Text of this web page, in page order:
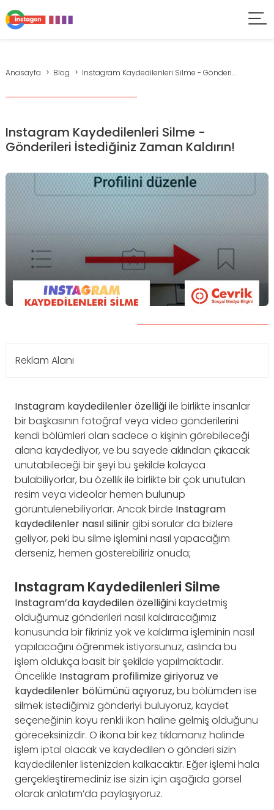
Anasayfa Blog Instagram Kaydedilenleri Silme - Gönderi...
Instagram Kaydedilenleri Silme -
Gönderileri İstediğiniz Zaman Kaldırın!
Reklam Alanı
Instagram kaydedilenler özelliğiile birlikte insanlar
bir başkasının fotoğraf veya video gönderilerini
kendi bölümleri olan sadece o kişinin görebileceği
alana kaydediyor, ve bu sayede aklından çıkacak
unutabileceği bir şeyi bu şekilde kolayca
bulabiliyorlar, bu özellik ile birlikte bir çok unutulan
resim veya videolar hemen bulunup
görüntülenebiliyorlar. Ancak birde Instagram
kaydedilenler nasıl silinirgibi sorular da bizlere
geliyor, peki bu silme işlemini nasıl yapacağım
derseniz, hemen gösterebiliriz onuda;
Instagram Kaydedilenleri Silme
Instagram’da kaydedilen özelliğini kaydetmiş
olduğumuz gönderileri nasıl kaldıracağımız
konusunda bir fikriniz yok ve kaldırma işleminin nasıl
yapılacağını öğrenmek istiyorsunuz, aslında bu
işlem oldukça basit bir şekilde yapılmaktadır.
Öncelikle Instagram profilimize giriyoruz ve
kaydedilenler bölümünü açıyoruz,bu bölümden ise
silmek istediğimiz gönderiyi buluyoruz, kaydet
seçeneğinin koyu renkli ikon haline gelmiş olduğunu
göreceksinizdir. O ikona bir kez tıklamanız halinde
işlem iptal olacak ve kaydedilen o gönderi sizin
kaydedilenler listenizden kalkacaktır. Eğer işlemi hala
gerçekleştiremediniz ise sizin için aşağıda görsel
olarak anlatım’da paylaşıyoruz.